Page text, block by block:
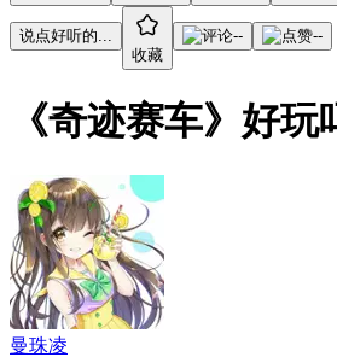
说点好听的...
收藏
-- --
《奇迹赛车》好
曼珠凌